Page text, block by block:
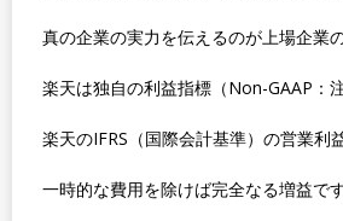
真の企業の実力を伝えるのが上場企業の
楽天は独自の利益指標（Non-GAAP：
楽天のIFRS（国際会計基準）の営業利
一時的な費用を除けば完全なる増益です